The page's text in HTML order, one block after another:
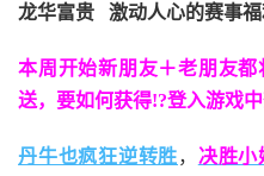
龙华富贵 激动人心的赛事福
本周开始新朋友＋老朋友
送，要如何获得!?登入游戏
丹牛也疯狂逆转胜， 决胜小